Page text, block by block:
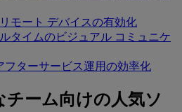
リモート デバイスの有効化
タイムのビジュアル コミュニケ
フターサービス運用の効率化
チーム向けの人気ソ